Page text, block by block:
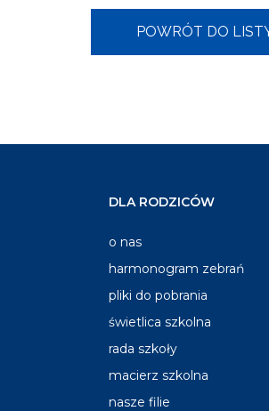
DLA RODZICÓW
o nas
harmonogram zebrań
pliki do pobrania
świetlica szkolna
rada szkoły
macierz szkolna
nasze filie